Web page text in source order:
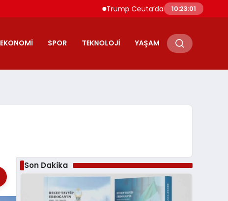
Trump Ceuta’daki Göçmen Akınını “İşgal”
10:23:03
EKONOMI SPOR TEKNOLOJI YAŞAM
Son Dakika